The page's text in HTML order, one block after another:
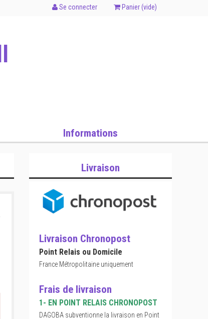
Se connecter Panier (vide)
Informations
Livraison
Livraison Chronopost
Point Relais ou Domicile
France Métropolitaine uniquement
Frais de livraison
1- EN POINT RELAIS CHRONOPOST
DAGOBA subventionne la livraison en Point